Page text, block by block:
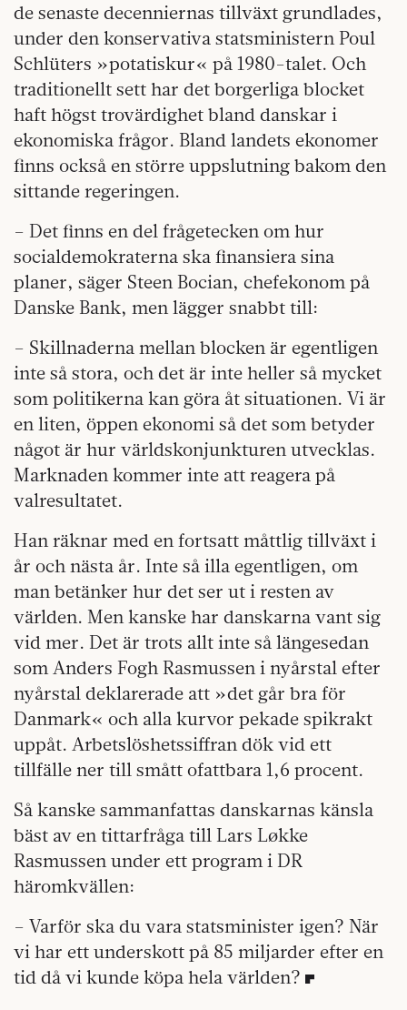
de senaste decenniernas tillväxt grundlades,
under den konservativa statsministern Poul
Schlüters »potatiskur« på 1980-talet. Och
traditionellt sett har det borgerliga blocket
haft högst trovärdighet bland danskar i
ekonomiska frågor. Bland landets ekonomer
finns också en större uppslutning bakom den
sittande regeringen.
– Det finns en del frågetecken om hur
socialdemokraterna ska finansiera sina
planer, säger Steen Bocian, chefekonom på
Danske Bank, men lägger snabbt till:
– Skillnaderna mellan blocken är egentligen
inte så stora, och det är inte heller så mycket
som politikerna kan göra åt situationen. Vi är
en liten, öppen ekonomi så det som betyder
något är hur världskonjunkturen utvecklas.
Marknaden kommer inte att reagera på
valresultatet.
Han räknar med en fortsatt måttlig tillväxt i
år och nästa år. Inte så illa egentligen, om
man betänker hur det ser ut i resten av
världen. Men kanske har danskarna vant sig
vid mer. Det är trots allt inte så längesedan
som Anders Fogh Rasmussen i nyårstal efter
nyårstal deklarerade att »det går bra för
Danmark« och alla kurvor pekade spikrakt
uppåt. Arbetslöshetssiffran dök vid ett
tillfälle ner till smått ofattbara 1,6 procent.
Så kanske sammanfattas danskarnas känsla
bäst av en tittarfråga till Lars Løkke
Rasmussen under ett program i DR
häromkvällen:
– Varför ska du vara statsminister igen? När
vi har ett underskott på 85 miljarder efter en
tid då vi kunde köpa hela världen?